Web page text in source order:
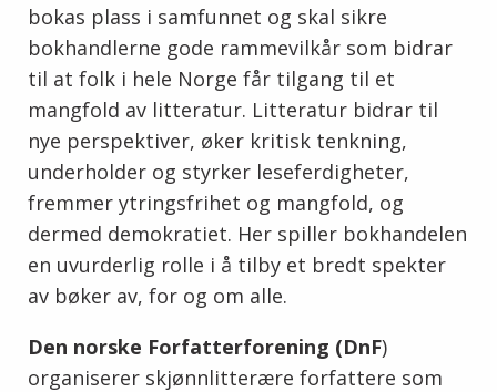
bokas plass i samfunnet og skal sikre
bokhandlerne gode rammevilkår som bidrar
til at folk i hele Norge får tilgang til et
mangfold av litteratur. Litteratur bidrar til
nye perspektiver, øker kritisk tenkning,
underholder og styrker leseferdigheter,
fremmer ytringsfrihet og mangfold, og
dermed demokratiet. Her spiller bokhandelen
en uvurderlig rolle i å tilby et bredt spekter
av bøker av, for og om alle.
Den norske Forfatterforening (DnF)
organiserer skjønnlitterære forfattere som